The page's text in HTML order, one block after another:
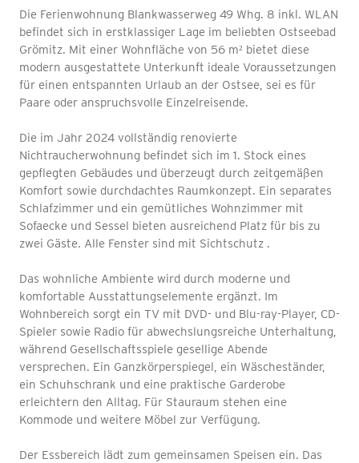
Die Ferienwohnung Blankwasserweg 49 Whg. 8 inkl. WLAN
befindet sich in erstklassiger Lage im beliebten Ostseebad
Grömitz. Mit einer Wohnfläche von 56 m² bietet diese
modern ausgestattete Unterkunft ideale Voraussetzungen
für einen entspannten Urlaub an der Ostsee, sei es für
Paare oder anspruchsvolle Einzelreisende.
Die im Jahr 2024 vollständig renovierte
Nichtraucherwohnung befindet sich im 1. Stock eines
gepflegten Gebäudes und überzeugt durch zeitgemäßen
Komfort sowie durchdachtes Raumkonzept. Ein separates
Schlafzimmer und ein gemütliches Wohnzimmer mit
Sofaecke und Sessel bieten ausreichend Platz für bis zu
zwei Gäste. Alle Fenster sind mit Sichtschutz .
Das wohnliche Ambiente wird durch moderne und
komfortable Ausstattungselemente ergänzt. Im
Wohnbereich sorgt ein TV mit DVD- und Blu-ray-Player, CD-
Spieler sowie Radio für abwechslungsreiche Unterhaltung,
während Gesellschaftsspiele gesellige Abende
versprechen. Ein Ganzkörperspiegel, ein Wäscheständer,
ein Schuhschrank und eine praktische Garderobe
erleichtern den Alltag. Für Stauraum stehen eine
Kommode und weitere Möbel zur Verfügung.
Der Essbereich lädt zum gemeinsamen Speisen ein. Das